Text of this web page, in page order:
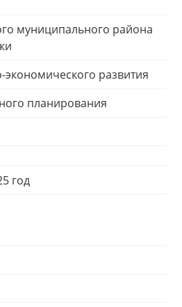
муниципального района
экономического развития
планирования
год